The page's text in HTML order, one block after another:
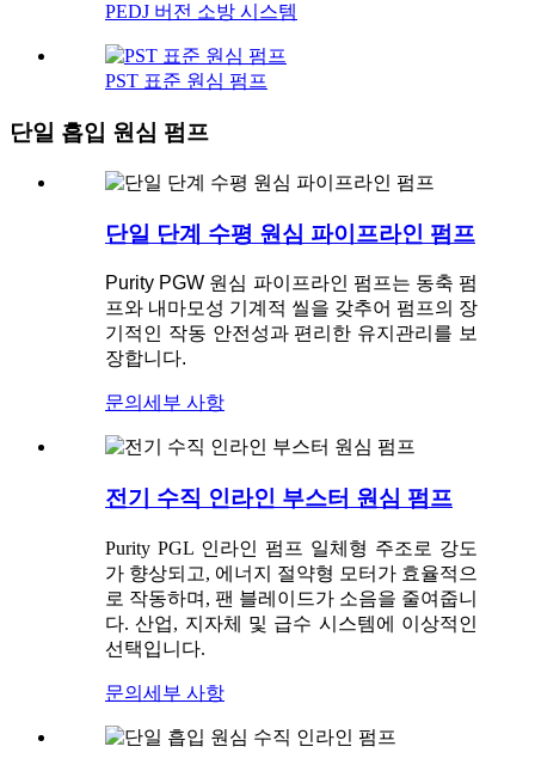
PEDJ 버전 소방 시스템
PST 표준 원심 펌프
단일 흡입 원심 펌프
단일 단계 수평 원심 파이프라인 펌프
Purity PGW 원심 파이프라인 펌프는 동축 펌
프와 내마모성 기계적 씰을 갖추어 펌프의 장
기적인 작동 안전성과 편리한 유지관리를 보
장합니다.
문의 세부 사항
전기 수직 인라인 부스터 원심 펌프
Purity PGL 인라인 펌프 일체형 주조로 강도
가 향상되고, 에너지 절약형 모터가 효율적으
로 작동하며, 팬 블레이드가 소음을 줄여줍니
다. 산업, 지자체 및 급수 시스템에 이상적인
선택입니다.
문의 세부 사항